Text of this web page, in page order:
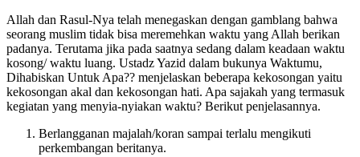
Allah dan Rasul-Nya telah menegaskan dengan gamblang bahwa
seorang muslim tidak bisa meremehkan waktu yang Allah berikan
padanya. Terutama jika pada saatnya sedang dalam keadaan waktu
kosong/ waktu luang. Ustadz Yazid dalam bukunya Waktumu,
Dihabiskan Untuk Apa?? menjelaskan beberapa kekosongan yaitu
kekosongan akal dan kekosongan hati. Apa sajakah yang termasuk
Berlangganan majalah/koran sampai terlalu mengikuti